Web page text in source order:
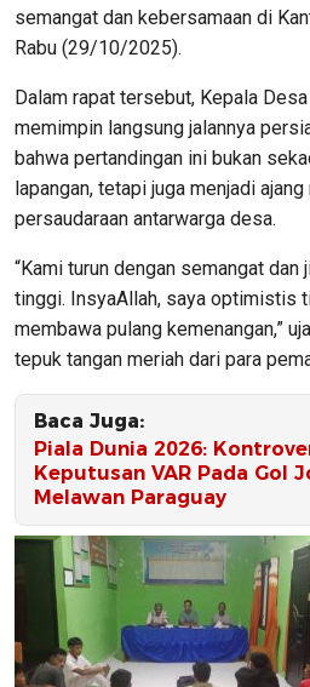
semangat dan kebersamaan di
Rabu (29/10/2025).
Dalam rapat tersebut, Kepala
memimpin langsung jalannya
bahwa pertandingan ini bukan
lapangan, tetapi juga menjadi
persaudaraan antarwarga desa.
“Kami turun dengan semangat
tinggi. InsyaAllah, saya optimistis
membawa pulang kemenangan,”
tepuk tangan meriah dari para
Baca Juga:
Piala Dunia 2026:
Keputusan VAR Pada Gol
Melawan Paraguay